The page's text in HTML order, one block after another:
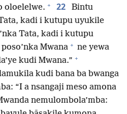
oloelelwe. + 22
Bintu
kadi i kutupu uyukile
Tata, kadi i kutupu
Mwana + ne yewa
kudi Mwana.” +
kudi bana ba bwanga
“I a nsangaji meso amona
nemulombola’mba: